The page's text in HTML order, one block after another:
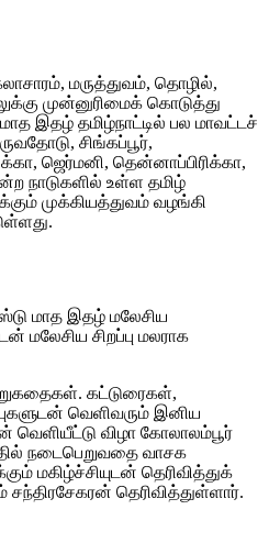
மருத்துவம், தொழில்,
முன்னுரிமைக் கொடுத்து
இதழ் தமிழ்நாட்டில் பல மாவட்டச்
சிங்கப்பூர்,
ஜெர்மனி, தென்னாப்பிரிக்கா,
நாடுகளில் உள்ள தமிழ்
முக்கியத்துவம் வழங்கி
மாத இதழ் மலேசிய
மலேசிய சிறப்பு மலராக
கட்டுரைகள்,
வெளிவரும் இனிய
வெளியீட்டு விழா கோலாலம்பூர்
நடைபெறுவதை வாசக
மகிழ்ச்சியுடன் தெரிவித்துக்
தெரிவித்துள்ளார்.